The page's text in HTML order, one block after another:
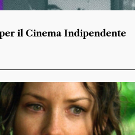
il Cinema Indipendente